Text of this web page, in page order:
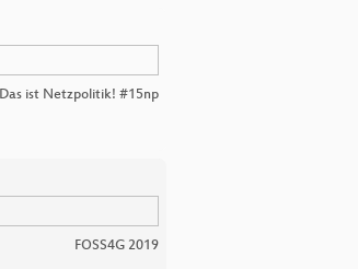
Das ist Netzpolitik! #15np
FOSS4G 2019